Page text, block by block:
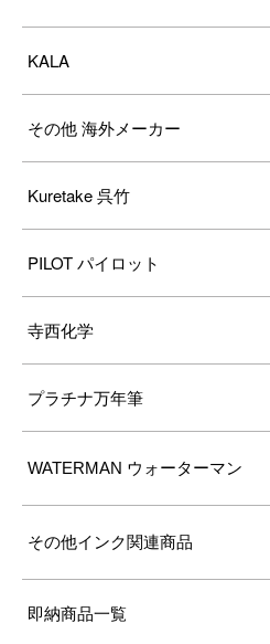
KALA
その他 海外メーカー
Kuretake 呉竹
PILOT パイロット
寺西化学
プラチナ万年筆
WATERMAN ウォーターマン
その他インク関連商品
即納商品一覧